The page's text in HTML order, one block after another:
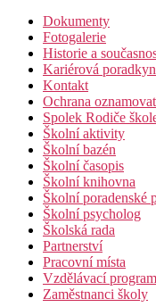
Dokumenty
Fotogalerie
Historie a
Kariérová
Kontakt
Ochrana
Spolek Rodiče
Školní aktivity
Školní bazén
Školní časopis
Školní knihovna
Školní poradenské
Školní psycholog
Školská rada
Partnerství
Pracovní místa
Vzdělávací program
Zaměstnanci školy